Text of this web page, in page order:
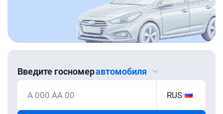
Введите госномеравтомобиля
А 000 АА 00 RUS